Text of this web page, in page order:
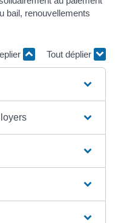
bail, renouvellements
Tout déplier